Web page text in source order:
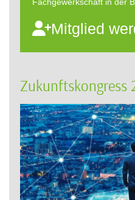
Fachgewerkschaft in der
Mitglied
Zukunftskongress